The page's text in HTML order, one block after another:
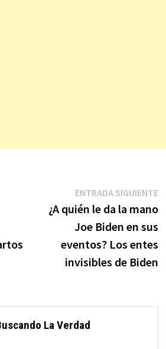
ENTRADA SIGUIENTE
¿A quién le da la mano
Joe Biden en sus
eventos? Los entes
invisibles de Biden
La Verdad